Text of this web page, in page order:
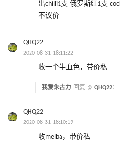
出chilli1支 俄罗斯红1支
不议价
QHQ22
2020-08-31 18:11:22
收一个牛血色，带价私
我爱朱古力 回复 @ QHQ22：
QHQ22
2020-08-31 18:10:19
收melba，带价私